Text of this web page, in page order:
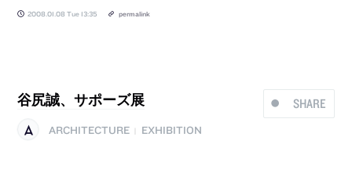
2008.01.08 Tue 13:35 permalink
SHARE
谷尻誠、サポーズ展
ARCHITECTURE EXHIBITION